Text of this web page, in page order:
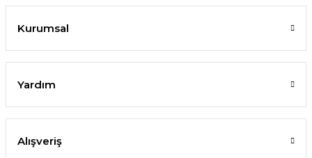
Kurumsal
Yardım
Alışveriş